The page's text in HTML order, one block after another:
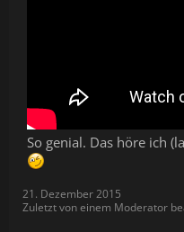
So genial. Das höre ich
21. Dezember 2015
Zuletzt von einem Moderator